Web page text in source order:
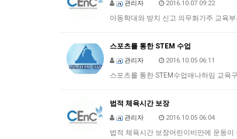
관리자 2016.10.07 09:22
아동학대와 방치 신고 의무화가주 교육
스포츠를 통한 STEM 수업
관리자 2016.10.05 06:11
스포츠를 통한 STEM수업애나하임 교육
법적 체육시간 보장
관리자 2016.10.05 06:04
법적 체육시간 보장어린이비만에 운동